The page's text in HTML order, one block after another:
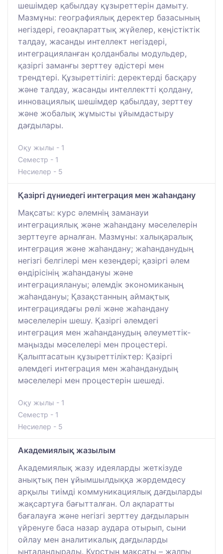
шешімдер қабылдау құзыреттерін дамыту.
Мазмұны: географиялық деректер базасының
негіздері, геоақпараттық жүйелер, кеңістіктік
талдау, жасанды интеллект негіздері,
интеграцияланған қолданбалы модульдер,
қазіргі заманғы зерттеу әдістері мен
трендтері. Құзыреттілігі: деректерді басқару
және талдау, жасанды интеллектті қолдану,
инновациялық шешімдер қабылдау, зерттеу
және жобалық жұмысты ұйымдастыру
дағдылары.
Оқу жылы - 1
Семестр - 1
Несиелер - 5
Қазіргі дүниедегі интеграция мен жаһандану
Мақсаты: курс әлемнің заманауи
интеграциялық және жаһандану мәселелерін
зерттеуге арналған. Мазмұны: халықаралық
интеграция және жаһандану; жаһанданудың
негізгі белгілері мен кезеңдері; қазіргі әлем
өндірісінің жаһандануы және
интеграциялануы; әлемдік экономиканың
жаһандануы; Қазақстанның аймақтық
интеграциядағы рөлі және жаһандану
мәселелерін шешу. Қазіргі әлемдегі
интеграция мен жаһанданудың әлеуметтік-
маңызды мәселелері мен процестері.
Қалыптасатын құзыреттіліктер: Қазіргі
әлемдегі интеграция мен жаһанданудың
мәселелері мен процестерін шешеді.
Оқу жылы - 1
Семестр - 1
Несиелер - 5
Академиялық жазылым
Академиялық жазу идеяларды жеткізуде
анықтық пен ұйымшылдыққа жәрдемдесу
арқылы тиімді коммуникациялық дағдыларды
жақсартуға бағытталған. Ол ақпаратты
бағалауға және негізгі зерттеу дағдыларын
үйренуге баса назар аудара отырып, сыни
ойлау мен аналитикалық дағдыларды
ынталандырады. Курстың мақсаты – жалпы